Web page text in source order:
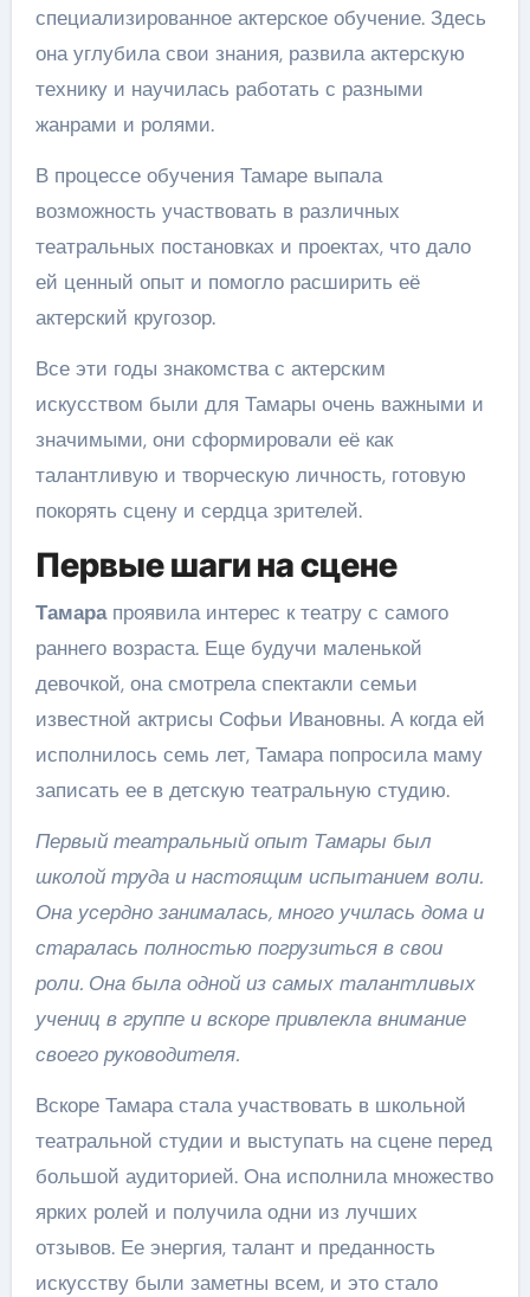
специализированное актерское обучение. Здесь
она углубила свои знания, развила актерскую
технику и научилась работать с разными
жанрами и ролями.
В процессе обучения Тамаре выпала
возможность участвовать в различных
театральных постановках и проектах, что дало
ей ценный опыт и помогло расширить её
актерский кругозор.
Все эти годы знакомства с актерским
искусством были для Тамары очень важными и
значимыми, они сформировали её как
талантливую и творческую личность, готовую
покорять сцену и сердца зрителей.
Первые шаги на сцене
Тамарапроявила интерес к театру с самого
раннего возраста. Еще будучи маленькой
девочкой, она смотрела спектакли семьи
известной актрисы Софьи Ивановны. А когда ей
исполнилось семь лет, Тамара попросила маму
записать ее в детскую театральную студию.
Первый театральный опыт Тамары был
школой труда и настоящим испытанием воли.
Она усердно занималась, много училась дома и
старалась полностью погрузиться в свои
роли. Она была одной из самых талантливых
учениц в группе и вскоре привлекла внимание
своего руководителя.
Вскоре Тамара стала участвовать в школьной
театральной студии и выступать на сцене перед
большой аудиторией. Она исполнила множество
ярких ролей и получила одни из лучших
отзывов. Ее энергия, талант и преданность
искусству были заметны всем, и это стало